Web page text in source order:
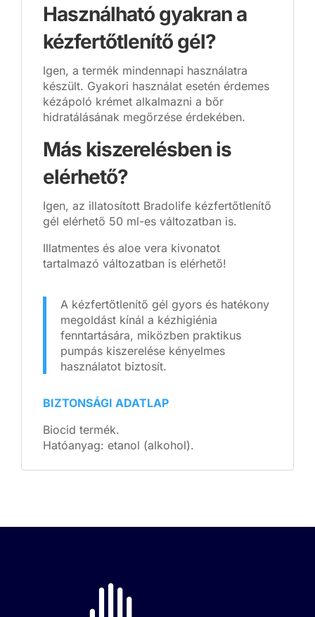
Használható gyakran a
kézfertőtlenítő gél?
Igen, a termék mindennapi használatra
készült. Gyakori használat esetén érdemes
kézápoló krémet alkalmazni a bőr
hidratálásának megőrzése érdekében.
Más kiszerelésben is
elérhető?
Igen, az illatosított Bradolife kézfertőtlenítő
gél elérhető 50 ml-es változatban is.
Illatmentes és aloe vera kivonatot
tartalmazó változatban is elérhető!
A kézfertőtlenítő gél gyors és hatékony
megoldást kínál a kézhigiénia
fenntartására, miközben praktikus
pumpás kiszerelése kényelmes
használatot biztosít.
BIZTONSÁGI ADATLAP
Biocid termék.
Hatóanyag: etanol (alkohol).